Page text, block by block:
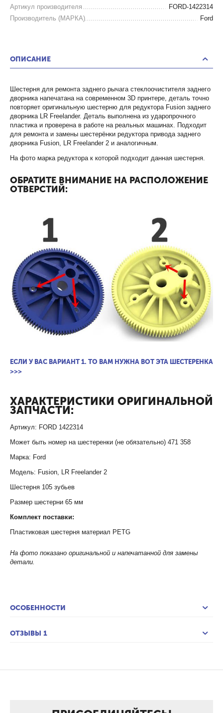
Артикул производителя
FORD-1422314
Производитель (МАРКА)
Ford
ОПИСАНИЕ
Шестерня для ремонта заднего рычага стеклоочистителя заднего
дворника напечатана на современном 3D принтере, деталь точно
повторяет оригинальную шестерню для редуктора Fusion заднего
дворника LR Freelander. Деталь выполнена из ударопрочного
пластика и проверена в работе на реальных машинах. Подходит
для ремонта и замены шестерёнки редуктора привода заднего
дворника Fusion, LR Freelander 2 и аналогичным.
На фото марка редуктора к которой подходит данная шестерня.
ОБРАТИТЕ ВНИМАНИЕ НА РАСПОЛОЖЕНИЕ
ОТВЕРСТИЙ:
ЕСЛИ У ВАС ВАРИАНТ 1. ТО ВАМ НУЖНА ВОТ ЭТА ШЕСТЕРЕНКА
>>>
ХАРАКТЕРИСТИКИ ОРИГИНАЛЬНОЙ
ЗАПЧАСТИ:
Артикул: FORD 1422314
Может быть номер на шестеренки (не обязательно) 471 358
Марка: Ford
Модель: Fusion, LR Freelander 2
Шестерня 105 зубьев
Размер шестерни 65 мм
Комплект поставки:
Пластиковая шестерня материал PETG
На фото показано оригинальной и напечатанной для замены
детали.
ОСОБЕННОСТИ
ОТЗЫВЫ 1